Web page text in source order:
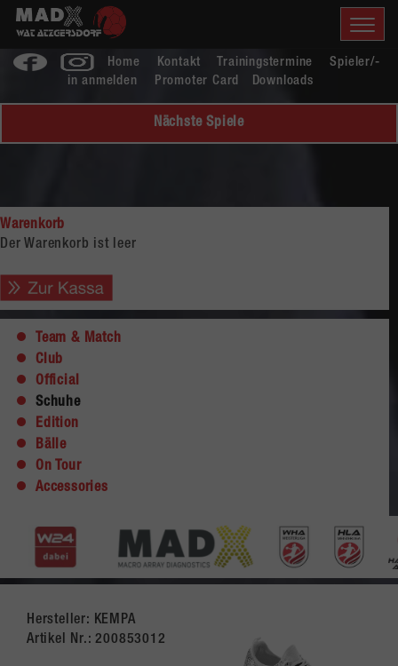
Home Kontakt Trainingstermine
Spieler/-
in anmelden
Promoter Card Downloads
Nächste Spiele
Warenkorb
Der Warenkorb ist leer
Team & Match
Club
Official
Schuhe
Edition
Bälle
On Tour
Accessories
Hersteller: KEMPA
Artikel Nr.:200853012